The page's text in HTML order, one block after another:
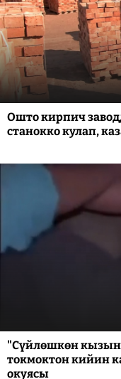
Ошто кирпич
станокко кулап,
"Сүйлөшкөн
токмоктон кийин
окуясы